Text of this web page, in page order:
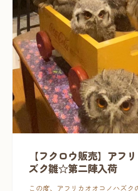
【フクロウ販売】アフ
ズク雛☆第二陣入荷
この度、アフリカオオコノハズク